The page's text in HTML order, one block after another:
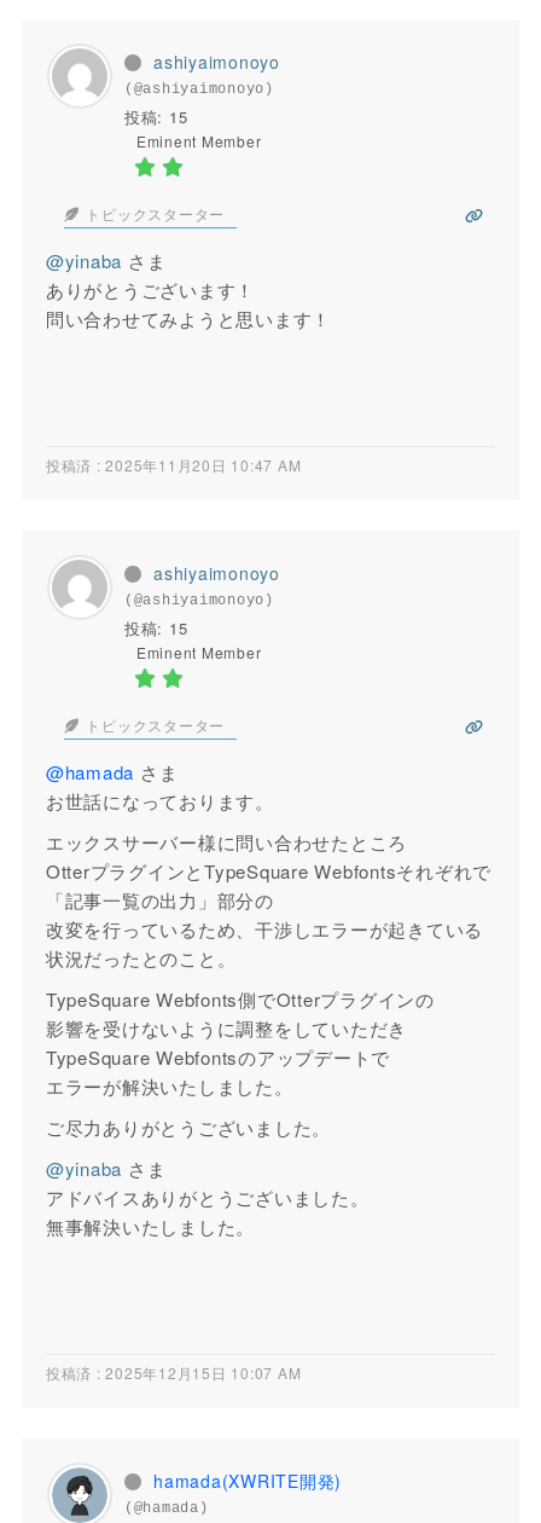
ashiyaimonoyo
(@ashiyaimonoyo)
投稿: 15
Eminent Member
トピックスターター
@yinaba さま
ありがとうございます！
問い合わせてみようと思います！
投稿済 : 2025年11月20日 10:47 AM
ashiyaimonoyo
(@ashiyaimonoyo)
投稿: 15
Eminent Member
トピックスターター
@hamada さま
お世話になっております。
エックスサーバー様に問い合わせたところ
OtterプラグインとTypeSquare Webfontsそれぞれで
「記事一覧の出力」部分の
改変を行っているため、干渉しエラーが起きている
状況だったとのこと。
TypeSquare Webfonts側でOtterプラグインの
影響を受けないように調整をしていただき
TypeSquare Webfontsのアップデートで
エラーが解決いたしました。
ご尽力ありがとうございました。
@yinaba さま
アドバイスありがとうございました。
無事解決いたしました。
投稿済 : 2025年12月15日 10:07 AM
hamada(XWRITE開発)
(@hamada)